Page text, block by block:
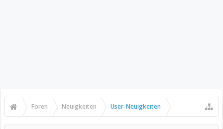
Foren Neuigkeiten User-Neuigkeiten